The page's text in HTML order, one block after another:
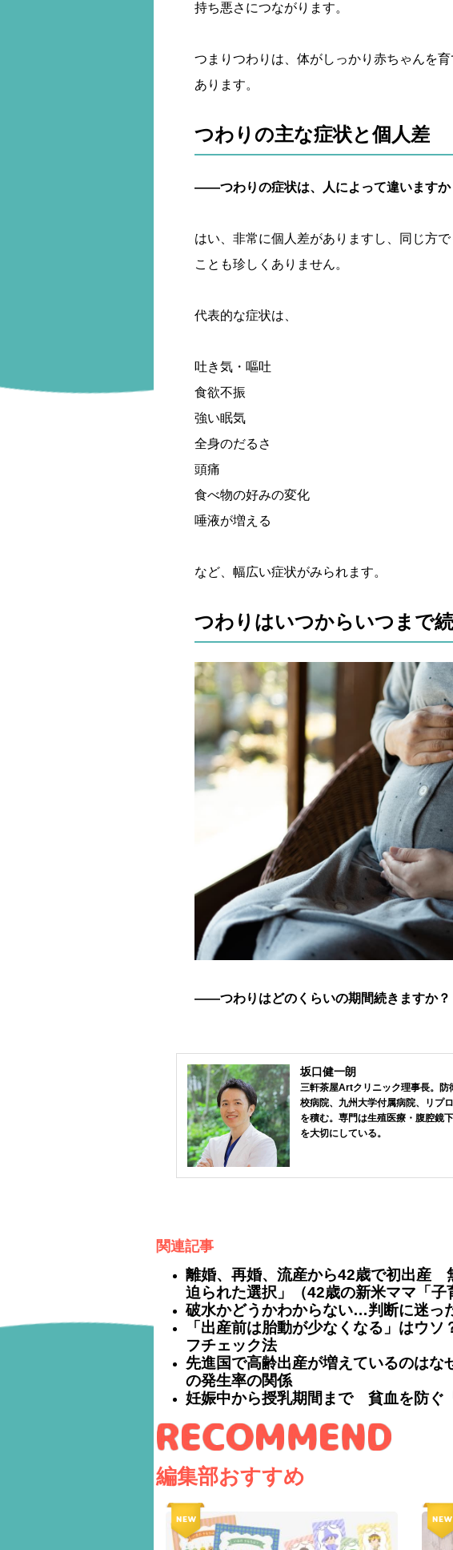
持ち悪さにつながります。
つまりつわりは、体がしっかり赤ちゃんを
あります。
つわりの主な症状と個人差
――つわりの症状は、人によって違いますか
はい、非常に個人差がありますし、同じ方
ことも珍しくありません。
代表的な症状は、
吐き気・嘔吐
食欲不振
強い眠気
全身のだるさ
頭痛
食べ物の好みの変化
唾液が増える
など、幅広い症状がみられます。
つわりはいつからいつまで
――つわりはどのくらいの期間続きますか？
坂口健一朗
三軒茶屋Artクリニック理事長。防
校病院、九州大学付属病院、リプ
を積む。専門は生殖医療・腹腔鏡
を大切にしている。
関連記事
離婚、再婚、流産から42歳で初出産
迫られた選択」（42歳の新米ママ「子
破水かどうかわからない…判断に迷っ
「出産前は胎動が少なくなる」はウ
フチェック法
先進国で高齢出産が増えているのはな
の発生率の関係
妊娠中から授乳期間まで 貧血を防ぐ
編集部おすすめ